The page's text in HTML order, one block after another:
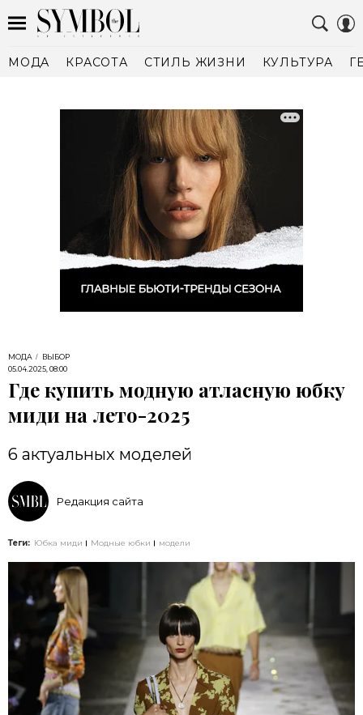
МОДА КРАСОТА СТИЛЬ ЖИЗНИ КУЛЬТУРА
МОДА
ВЫБОР
05.04.2025, 08:00
Где купить модную атласную юбку
миди на лето-2025
6 актуальных моделей
Редакция сайта
Теги: Юбка миди Модные юбки модели